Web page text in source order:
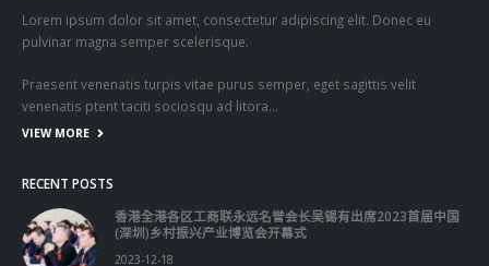
Lorem ipsum dolor sit amet, consectetur adipiscing elit. Donec eu
pulvinar magna semper scelerisque.
Praesent venenatis turpis vitae purus semper, eget sagittis velit
venenatis ptent taciti sociosqu ad litora…
VIEW MORE
RECENT POSTS
香港全港各区工商联永远名誉会长吴锡有出席2023首届中国
(深圳)乡村振兴产业博览会开幕式
2023-12-18